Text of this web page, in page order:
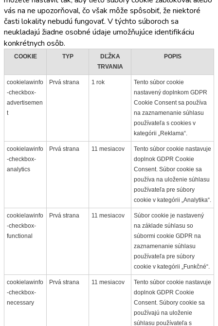
vás na ne upozorňoval, čo však môže spôsobiť, že niektoré
časti lokality nebudú fungovať. V týchto súboroch sa
neukladajú žiadne osobné údaje umožňujúce identifikáciu
konkrétnych osôb.
COOKIE TYP
DĽŽKA
TRVANIA
POPIS
cookielawinfo
-checkbox-
advertisemen
t
Prvá strana 1 rok
Tento súbor cookie
nastavený doplnkom GDPR
Cookie Consent sa používa
na zaznamenanie súhlasu
používateľa s cookies v
kategórii „Reklama“.
cookielawinfo
-checkbox-
analytics
Prvá strana 11 mesiacov
Tento súbor cookie nastavuje
doplnok GDPR Cookie
Consent. Súbor cookie sa
používa na uloženie súhlasu
používateľa pre súbory
cookie v kategórii „Analytika“.
cookielawinfo
-checkbox-
functional
Prvá strana 11 mesiacov
Súbor cookie je nastavený
na základe súhlasu so
súbormi cookie GDPR na
zaznamenanie súhlasu
používateľa pre súbory
cookie v kategórii „Funkčné“.
cookielawinfo
-checkbox-
necessary
Prvá strana 11 mesiacov
Tento súbor cookie nastavuje
doplnok GDPR Cookie
Consent. Súbory cookie sa
používajú na uloženie
súhlasu používateľa s